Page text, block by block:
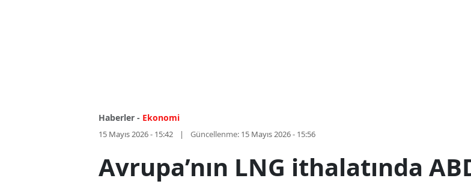
Haberler - Ekonomi
15 Mayıs 2026 - 15:42 Güncellenme: 15 Mayıs 2026 - 15:56
Avrupa’nın LNG ithalatında